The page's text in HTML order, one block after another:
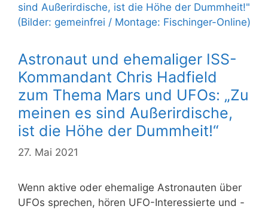
Astronaut und ehemaliger ISS-
Kommandant Chris Hadfield
zum Thema Mars und UFOs: „Zu
meinen es sind Außerirdische,
ist die Höhe der Dummheit!“
27. Mai 2021
Wenn aktive oder ehemalige Astronauten über
UFOs sprechen, hören UFO-Interessierte und -